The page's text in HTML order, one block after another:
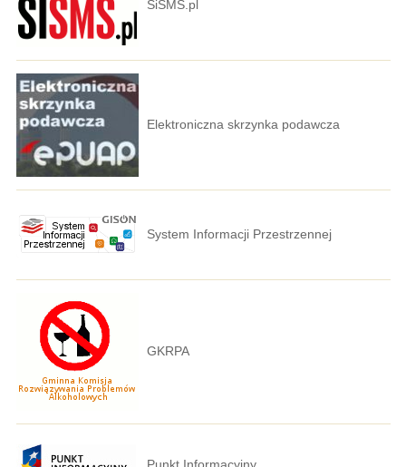
SiSMS.pl
Elektroniczna skrzynka podawcza
System Informacji Przestrzennej
GKRPA
Punkt Informacyjny